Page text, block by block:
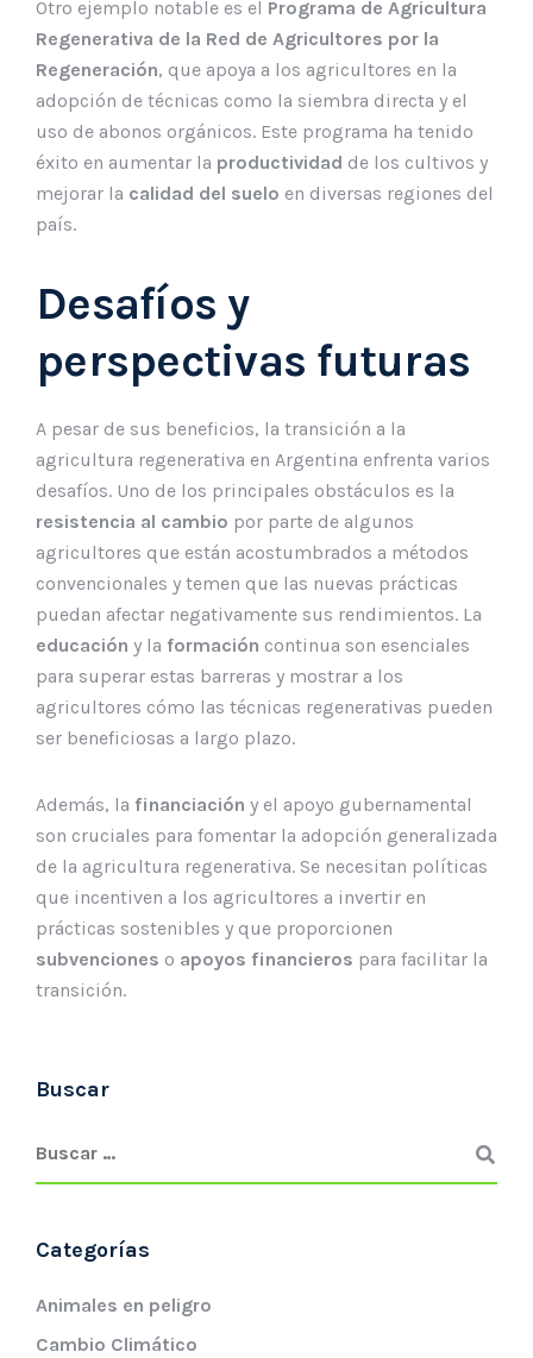
Otro ejemplo notable es el Programa de Agricultura
Regenerativa de la Red de Agricultores por la
Regeneración, que apoya a los agricultores en la
adopción de técnicas como la siembra directa y el
uso de abonos orgánicos. Este programa ha tenido
éxito en aumentar la productividad de los cultivos y
mejorar la calidad del suelo en diversas regiones del
país.
Desafíos y
perspectivas futuras
A pesar de sus beneficios, la transición a la
agricultura regenerativa en Argentina enfrenta varios
desafíos. Uno de los principales obstáculos es la
resistencia al cambio por parte de algunos
agricultores que están acostumbrados a métodos
convencionales y temen que las nuevas prácticas
puedan afectar negativamente sus rendimientos. La
educación y la formación continua son esenciales
para superar estas barreras y mostrar a los
agricultores cómo las técnicas regenerativas pueden
ser beneficiosas a largo plazo.
Además, la financiación y el apoyo gubernamental
son cruciales para fomentar la adopción generalizada
de la agricultura regenerativa. Se necesitan políticas
que incentiven a los agricultores a invertir en
prácticas sostenibles y que proporcionen
subvenciones o apoyos financieros para facilitar la
transición.
Buscar
Categorías
Animales en peligro
Cambio Climático